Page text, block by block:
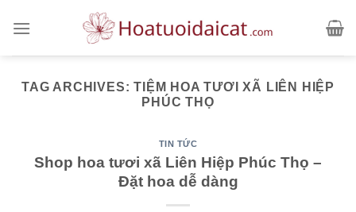
TAG ARCHIVES:TIỆM HOA TƯƠI XÃ LIÊN HIỆP
PHÚC THỌ
TIN TỨC
Shop hoa tươi xã Liên Hiệp Phúc Thọ –
Đặt hoa dễ dàng